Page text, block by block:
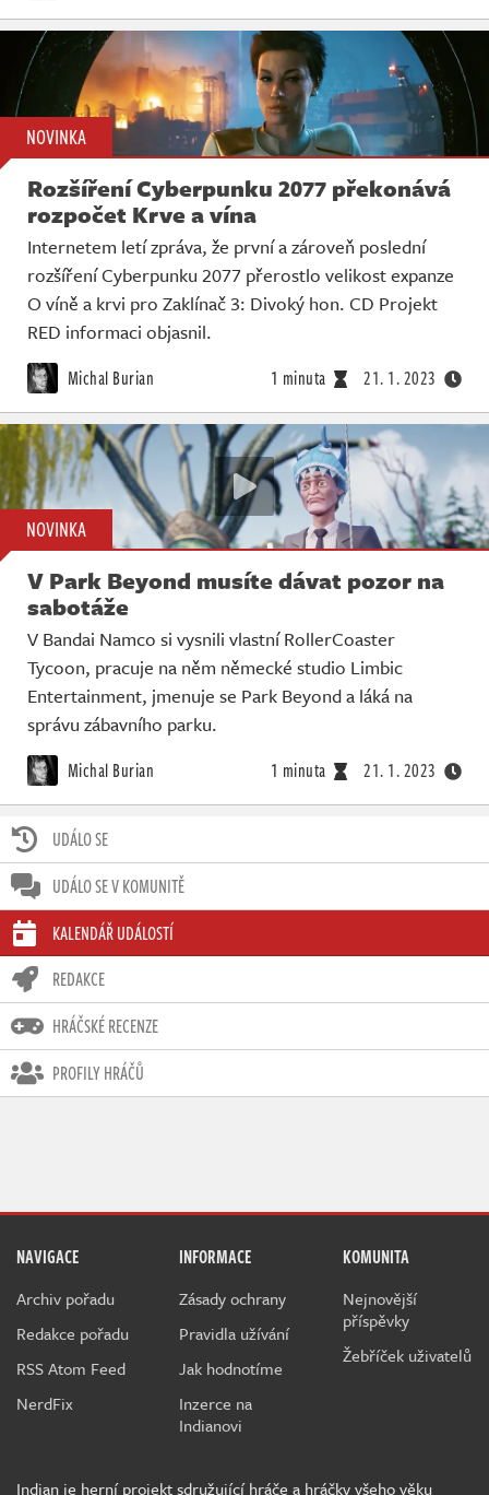
UDÁLO SE
UDÁLO SE V KOMUNITĚ
KALENDÁŘ UDÁLOSTÍ
REDAKCE
HRÁČSKÉ RECENZE
PROFILY HRÁČŮ
NOVINKA
Rozšíření Cyberpunku 2077 překonává
rozpočet Krve a vína
Internetem letí zpráva, že první a zároveň poslední
rozšíření Cyberpunku 2077 přerostlo velikost expanze
O víně a krvi pro Zaklínač 3: Divoký hon. CD Projekt
RED informaci objasnil.
Michal Burian 1 minuta 21. 1. 2023
NOVINKA
V Park Beyond musíte dávat pozor na
sabotáže
V Bandai Namco si vysnili vlastní RollerCoaster
Tycoon, pracuje na něm německé studio Limbic
Entertainment, jmenuje se Park Beyond a láká na
správu zábavního parku.
Michal Burian 1 minuta 21. 1. 2023
NAVIGACE
Archiv pořadu
Redakce pořadu
RSS Atom Feed
NerdFix
INFORMACE
Zásady ochrany
Pravidla užívání
Jak hodnotíme
Inzerce na
Indianovi
KOMUNITA
Nejnovější
příspěvky
Žebříček uživatelů
Indian je herní projekt sdružující hráče a hráčky všeho věku